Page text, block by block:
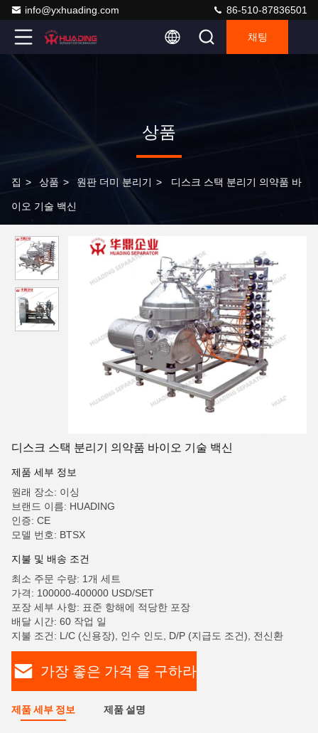
info@yxhuading.com 86-510-87836501
채팅
상품
집 > 상품 > 원판 더미 분리기 > 디스크 스택 분리기 의약품 바
이오 기술 백신
디스크 스택 분리기 의약품 바이오 기술 백신
제품 세부 정보
원래 장소: 이싱
브랜드 이름: HUADING
인증: CE
모델 번호: BTSX
지불 및 배송 조건
최소 주문 수량: 1개 세트
가격: 100000-400000 USD/SET
포장 세부 사항: 표준 항해에 적당한 포장
배달 시간: 60 작업 일
지불 조건: L/C (신용장), 인수 인도, D/P (지급도 조건), 전신환
가장 좋은 가격 을 구하라
제품 세부 정보 제품 설명